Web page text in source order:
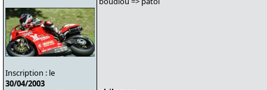
Inscription : le
30/04/2003